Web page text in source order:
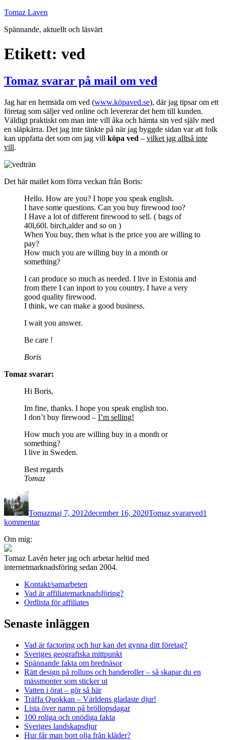
Hoppa
innehåll
Tomaz Laven
Spännande, aktuellt och läsvärt
Etikett: ved
Tomaz svarar på mail om ved
Jag har en hemsida om ved (www.köpaved.se), där jag tipsar om ett
företag som säljer ved online och levererar det hem till kunden.
Väldigt praktiskt om man inte vill åka och hämta sin ved själv med
en släpkärra. Det jag inte tänkte på när jag byggde sidan var att folk
kan uppfatta det som om jag vill köpa ved – vilket jag alltså inte
vill.
Det här mailet kom förra veckan från Boris:
Hello. How are you? I hope you speak english.
I have some questions. Can you buy firewood too?
I Have a lot of different firewood to sell. ( bags of
40l,60l. birch,alder and so on )
When You buy, then what is the price you are willing to
pay?
How much you are willing buy in a month or
something?
I can produce so much as needed. I live in Estonia and
from there I can inport to you country. I have a very
good quality firewood.
I think, we can make a good business.
I wait you answer.
Be care !
Boris
Tomaz svarar:
Hi Boris,
Im fine, thanks. I hope you speak english too.
I don’t buy firewood – I’m selling!
How much you are willing buy in a month or
something?
I live in Sweden.
Best regards
Tomaz
Författare
Tomazmaj 7, 2012december 16, 2020Tomaz svararved1
kommentartill
mail
om
Om mig:
Tomaz Lavén heter jag och arbetar heltid med
internetmarknadsföring sedan 2004.
Kontakt/samarbeten
Vad är affiliatemarknadsföring?
Ordlista för affiliates
Senaste inläggen
Vad är factoring och hur kan det gynna ditt företag?
Sveriges geografiska mittpunkt
Spännande fakta om brednäsor
Rätt design på rollups och banderoller – så skapar du en
mässmonter som sticker ut
Vatten i örat – gör så här
Träffa Quokkan – Världens gladaste djur!
Lista över namn på bröllopsdagar
100 roliga och onödiga fakta
Sveriges landskapsdjur
Hur får man bort olja från kläder?